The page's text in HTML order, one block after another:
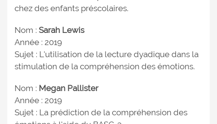
chez des enfants préscolaires.
Nom : Sarah Lewis
Année : 2019
Sujet : L'utilisation de la lecture dyadique dans la
stimulation de la compréhension des émotions.
Nom : Megan Pallister
Année : 2019
Sujet : La prédiction de la compréhension des